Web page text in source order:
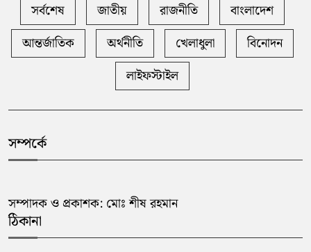
সর্বশেষ জাতীয় রাজনীতি
বাংলাদেশ
আন্তর্জাতিক
অর্থনীতি খেলাধুলা
বিনোদন
লাইফস্টাইল
সম্পর্কে
সম্পাদক ও প্রকাশক: মোঃ শীষ রহমান
ঠিকানা